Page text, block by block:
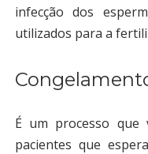
infecção dos
utilizados para a
É um processo que
pacientes que